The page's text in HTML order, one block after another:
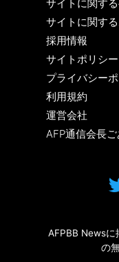
サイトに関す
サイトに関す
採用情報
サイトポリシー
プライバシー
利用規約
運営会社
AFP通信会長
AFPBB News
の